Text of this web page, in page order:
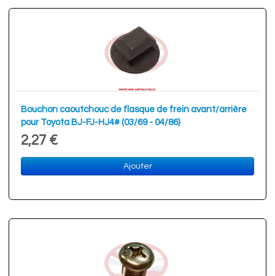
Bouchon caoutchouc de flasque de frein avant/arrière
pour Toyota BJ-FJ-HJ4# (03/69 - 04/86)
2,27 €
Ajouter